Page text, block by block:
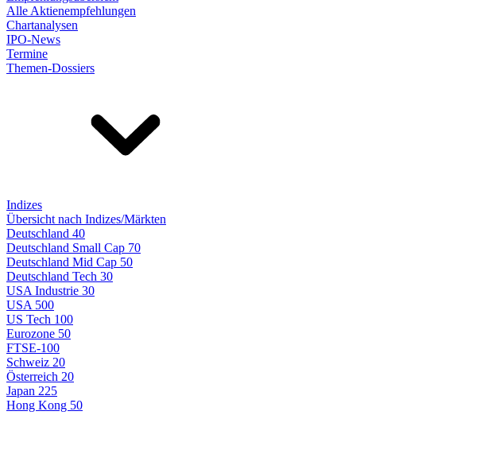
Alle Aktienempfehlungen
Chartanalysen
IPO-News
Termine
Themen-Dossiers
Indizes
Übersicht nach Indizes/Märkten
Deutschland 40
Deutschland Small Cap 70
Deutschland Mid Cap 50
Deutschland Tech 30
USA Industrie 30
USA 500
US Tech 100
Eurozone 50
FTSE-100
Schweiz 20
Österreich 20
Japan 225
Hong Kong 50